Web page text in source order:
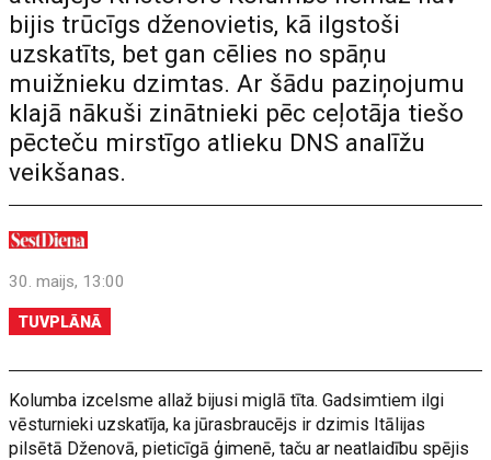
bijis trūcīgs dženovietis, kā ilgstoši
uzskatīts, bet gan cēlies no spāņu
muižnieku dzimtas. Ar šādu paziņojumu
klajā nākuši zinātnieki pēc ceļotāja tiešo
pēcteču mirstīgo atlieku DNS analīžu
veikšanas.
30. maijs, 13:00
TUVPLĀNĀ
Kolumba izcelsme allaž bijusi miglā tīta. Gadsimtiem ilgi
vēsturnieki uzskatīja, ka jūrasbraucējs ir dzimis Itālijas
pilsētā Dženovā, pieticīgā ģimenē, taču ar neatlaidību spējis